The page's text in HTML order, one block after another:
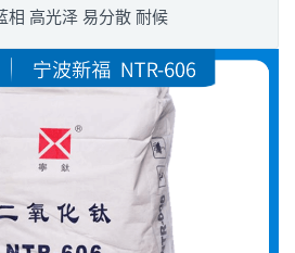
相 高光泽 易分散 耐候